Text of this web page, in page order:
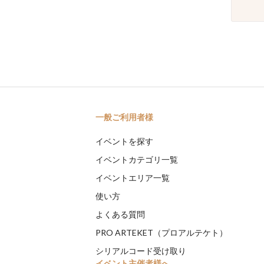
一般ご利用者様
イベントを探す
イベントカテゴリ一覧
イベントエリア一覧
使い方
よくある質問
PRO ARTEKET（プロアルテケト）
シリアルコード受け取り